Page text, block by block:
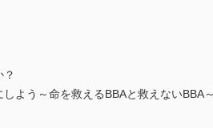
よう～命を救えるBBAと救えないBBA